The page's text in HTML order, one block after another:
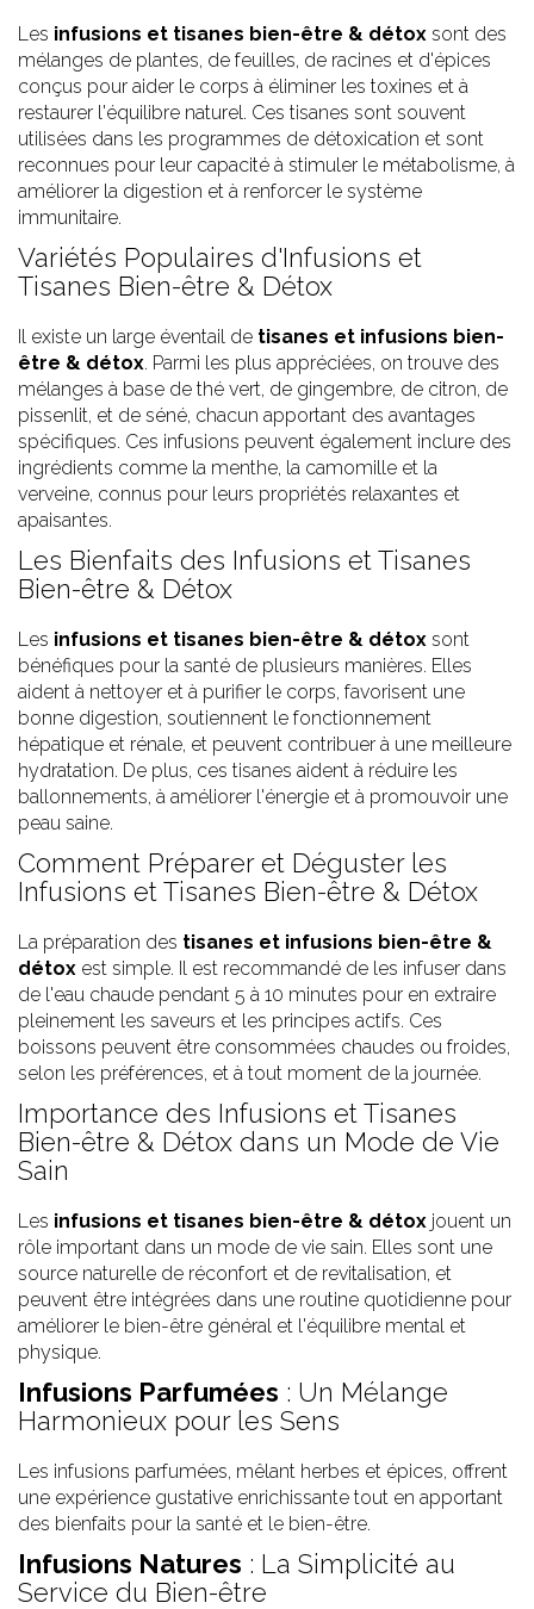
Les infusions et tisanes bien-être & détox sont des
mélanges de plantes, de feuilles, de racines et d'épices
conçus pour aider le corps à éliminer les toxines et à
restaurer l'équilibre naturel. Ces tisanes sont souvent
utilisées dans les programmes de détoxication et sont
reconnues pour leur capacité à stimuler le métabolisme, à
améliorer la digestion et à renforcer le système
immunitaire.
Variétés Populaires d'Infusions et
Tisanes Bien-être & Détox
Il existe un large éventail de tisanes et infusions bien-
être & détox. Parmi les plus appréciées, on trouve des
mélanges à base de thé vert, de gingembre, de citron, de
pissenlit, et de séné, chacun apportant des avantages
spécifiques. Ces infusions peuvent également inclure des
ingrédients comme la menthe, la camomille et la
verveine, connus pour leurs propriétés relaxantes et
apaisantes.
Les Bienfaits des Infusions et Tisanes
Bien-être & Détox
Les infusions et tisanes bien-être & détox sont
bénéfiques pour la santé de plusieurs manières. Elles
aident à nettoyer et à purifier le corps, favorisent une
bonne digestion, soutiennent le fonctionnement
hépatique et rénale, et peuvent contribuer à une meilleure
hydratation. De plus, ces tisanes aident à réduire les
ballonnements, à améliorer l'énergie et à promouvoir une
peau saine.
Comment Préparer et Déguster les
Infusions et Tisanes Bien-être & Détox
La préparation des tisanes et infusions bien-être &
détox est simple. Il est recommandé de les infuser dans
de l'eau chaude pendant 5 à 10 minutes pour en extraire
pleinement les saveurs et les principes actifs. Ces
boissons peuvent être consommées chaudes ou froides,
selon les préférences, et à tout moment de la journée.
Importance des Infusions et Tisanes
Bien-être & Détox dans un Mode de Vie
Sain
Les infusions et tisanes bien-être & détox jouent un
rôle important dans un mode de vie sain. Elles sont une
source naturelle de réconfort et de revitalisation, et
peuvent être intégrées dans une routine quotidienne pour
améliorer le bien-être général et l'équilibre mental et
physique.
Infusions Parfumées : Un Mélange
Harmonieux pour les Sens
Les infusions parfumées, mêlant herbes et épices, offrent
une expérience gustative enrichissante tout en apportant
des bienfaits pour la santé et le bien-être.
Infusions Natures : La Simplicité au
Service du Bien-être